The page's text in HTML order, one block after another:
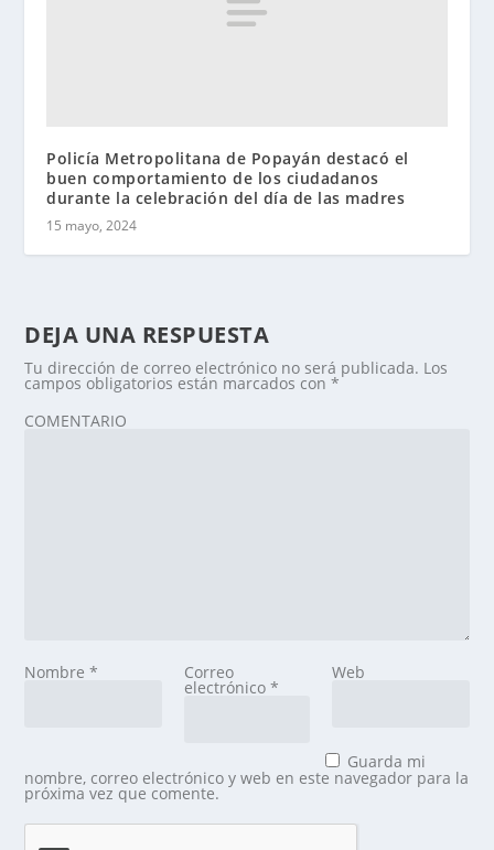
Policía Metropolitana de Popayán destacó el
buen comportamiento de los ciudadanos
durante la celebración del día de las madres
15 mayo, 2024
DEJA UNA RESPUESTA
Tu dirección de correo electrónico no será publicada. Los
campos obligatorios están marcados con*
COMENTARIO
Nombre* Correo
electrónico *
Web
Guarda mi
nombre, correo electrónico y web en este navegador para la
próxima vez que comente.